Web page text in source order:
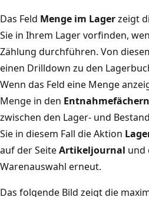
Das Feld Menge im Lagerzeigt
Sie in Ihrem Lager vorfinden,
Zählung durchführen. Von
einen Drilldown zu den
Wenn das Feld eine Menge
Menge in den Entnahmefächern
zwischen den Lager- und
Sie in diesem Fall die Aktion
auf der SeiteArtikeljournal und
Warenauswahl erneut.
Das folgende Bild zeigt die